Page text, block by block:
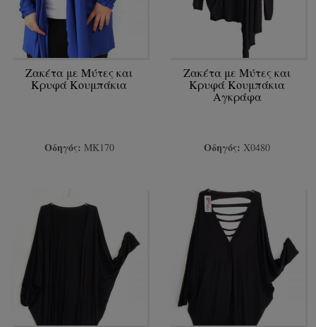
Ζακέτα με Μύτες και
Κρυφά Κουμπάκια
Οδηγός: ΜΚ170
Ζακέτα με Μύτες και
Κρυφά Κουμπάκια
Αγκράφα
Οδηγός: Χ0480